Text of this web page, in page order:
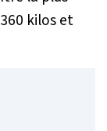
kilos et